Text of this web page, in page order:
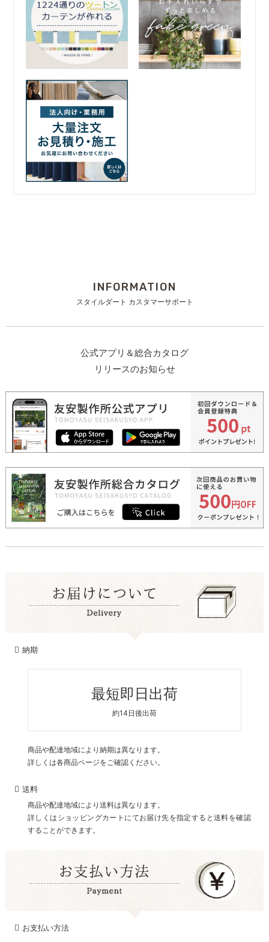
INFORMATION
スタイルダート カスタマーサポート
公式アプリ＆総合カタログ
リリースのお知らせ
納期
最短即日出荷
約14日後出荷
商品や配達地域により納期は異なります。
詳しくは各商品ページをご確認ください。
送料
商品や配達地域により送料は異なります。
詳しくはショッピングカートにてお届け先を指定すると送料を確認
することができます。
お支払い方法